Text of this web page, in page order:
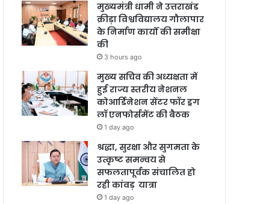
मुख्यमंत्री धामी ने उत्तराखंड
क्रीड़ा विश्वविद्यालय गौलापार
के निर्माण कार्यों की समीक्षा
की
3 hours ago
मुख्य सचिव की अध्यक्षता में
हुई राज्य स्तरीय नेशनल
कोआर्डिनेशन सेंटर फॉर ड्रग
लॉ एनफोर्समेंट की बैठक
1 day ago
श्रद्धा, सुरक्षा और सुगमता के
उत्कृष्ट समन्वय से
सफलतापूर्वक संचालित हो
रही कांवड़ यात्रा
1 day ago